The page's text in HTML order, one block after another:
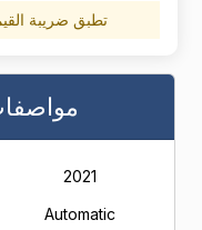
تطبق ضريبة القيمة
2021
Automatic